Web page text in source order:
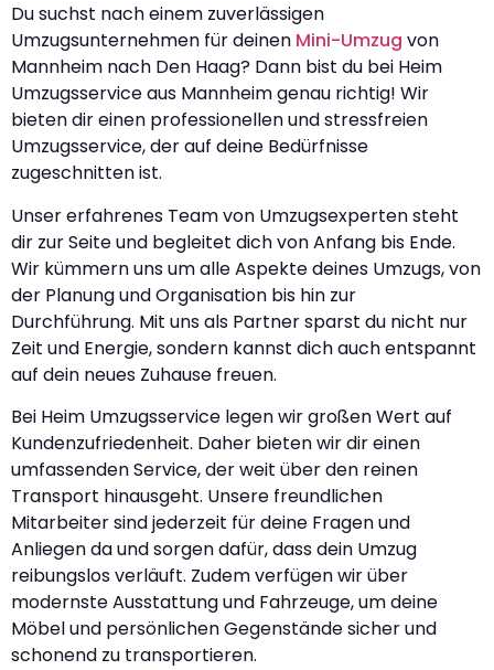
Du suchst nach einem zuverlässigen
Umzugsunternehmen für deinen Mini-Umzug von
Mannheim nach Den Haag? Dann bist du bei Heim
Umzugsservice aus Mannheim genau richtig! Wir
bieten dir einen professionellen und stressfreien
Umzugsservice, der auf deine Bedürfnisse
zugeschnitten ist.
Unser erfahrenes Team von Umzugsexperten steht
dir zur Seite und begleitet dich von Anfang bis Ende.
Wir kümmern uns um alle Aspekte deines Umzugs, von
der Planung und Organisation bis hin zur
Durchführung. Mit uns als Partner sparst du nicht nur
Zeit und Energie, sondern kannst dich auch entspannt
auf dein neues Zuhause freuen.
Bei Heim Umzugsservice legen wir großen Wert auf
Kundenzufriedenheit. Daher bieten wir dir einen
umfassenden Service, der weit über den reinen
Transport hinausgeht. Unsere freundlichen
Mitarbeiter sind jederzeit für deine Fragen und
Anliegen da und sorgen dafür, dass dein Umzug
reibungslos verläuft. Zudem verfügen wir über
modernste Ausstattung und Fahrzeuge, um deine
Möbel und persönlichen Gegenstände sicher und
schonend zu transportieren.